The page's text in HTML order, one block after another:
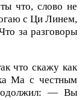
что, слово не
с Ци Линем,
за разговоры
что скажу как
Ма с честным
— Вы